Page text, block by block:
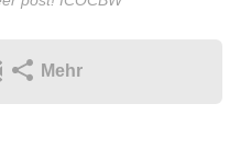
Mehr